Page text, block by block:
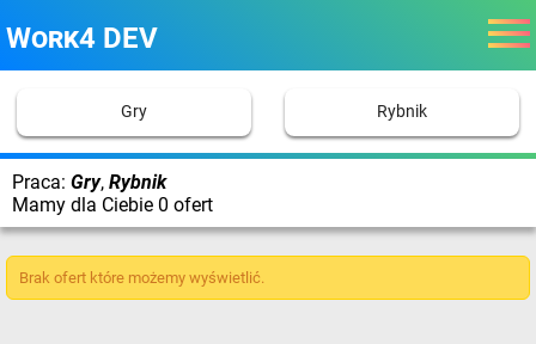
Work4 DEV
Gry Rybnik
Praca: Gry, Rybnik
Mamy dla Ciebie 0 ofert
Brak ofert które możemy wyświetlić.